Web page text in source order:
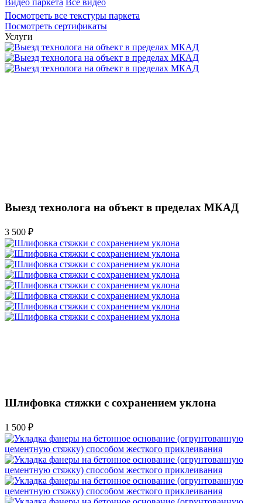
Видео паркета Все видео
Посмотреть все текстуры паркета
Посмотреть сертификаты
Услуги
Выезд технолога на объект в пределах МКАД
3 500 ₽
Шлифовка стяжки с сохранением уклона
1 500 ₽